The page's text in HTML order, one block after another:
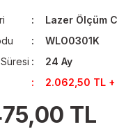
Lazer Ölçüm
WLO0301K
24 Ay
2.062,50 TL +
TL